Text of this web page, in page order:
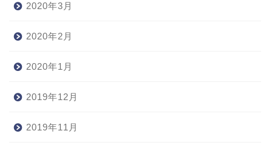
2020年3月
2020年2月
2020年1月
2019年12月
2019年11月